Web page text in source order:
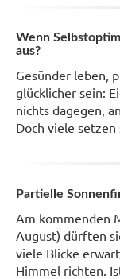
Wenn
aus?
Gesünder leben,
glücklicher sein:
nichts dagegen,
Doch viele setzen
Partielle
Am kommenden
August) dürften
viele Blicke
Himmel richten.